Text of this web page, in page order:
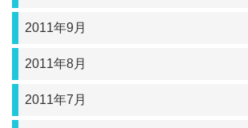
2011年9月
2011年8月
2011年7月